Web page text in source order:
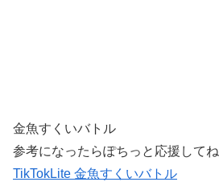
金魚すくいバトル
参考になったらぽちっと応援してね
TikTokLite 金魚すくいバトル